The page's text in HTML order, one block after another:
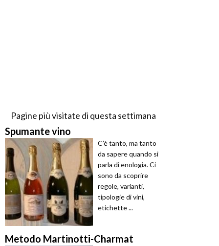
Pagine più visitate di questa settimana
Spumante vino
C’è tanto, ma tanto
da sapere quando si
parla di enologia. Ci
sono da scoprire
regole, varianti,
tipologie di vini,
etichette ...
Metodo Martinotti-Charmat